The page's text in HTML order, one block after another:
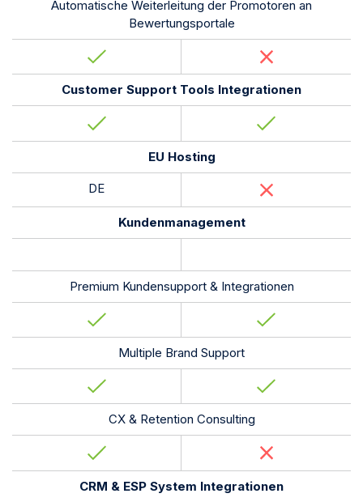
Automatische Weiterleitung der Promotoren an
Bewertungsportale
Customer Support Tools Integrationen
EU Hosting
DE
Kundenmanagement
Premium Kundensupport & Integrationen
Multiple Brand Support
CX & Retention Consulting
CRM & ESP System Integrationen